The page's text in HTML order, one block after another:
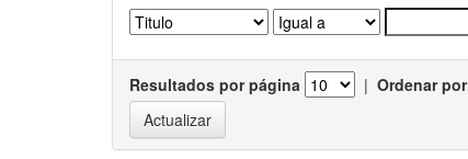
Resultados por página | Ordenar por